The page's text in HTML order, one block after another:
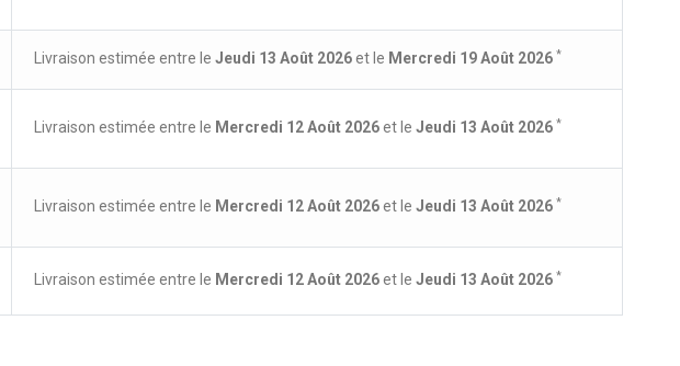
Livraison estimée entre le Jeudi 13 Août 2026et le Mercredi 19 Août 2026 *
Livraison estimée entre le Mercredi 12 Août 2026et le Jeudi 13 Août 2026 *
Livraison estimée entre le Mercredi 12 Août 2026et le Jeudi 13 Août 2026 *
Livraison estimée entre le Mercredi 12 Août 2026et le Jeudi 13 Août 2026 *